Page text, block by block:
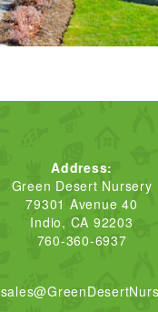
Address:
Green Desert Nursery
79301 Avenue 40
Indio, CA 92203
760-360-6937